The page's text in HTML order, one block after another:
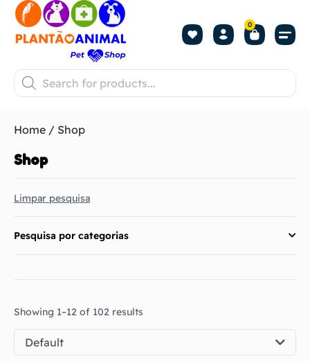
0
Home / Shop
Shop
Limpar pesquisa
Pesquisa por categorias
Showing 1–12 of 102 results
Default